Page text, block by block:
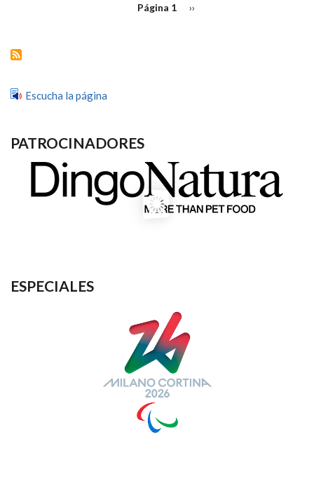
SNOWBOARDPágina 1
Siguiente
››
Escucha la página
PATROCINADORES
ESPECIALES